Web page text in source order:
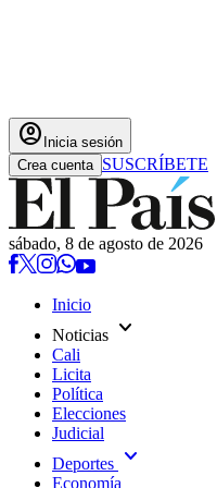
account_circle Inicia sesión
Crea cuenta SUSCRÍBETE
sábado, 8 de agosto de 2026
Inicio
Noticias expand_more
Cali
Licita
Política
Elecciones
Judicial
Deportes expand_more
Economía